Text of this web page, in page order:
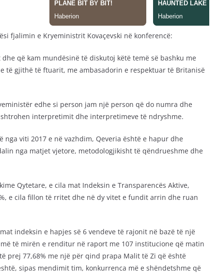
fjalimin e Kryeministrit Kovaçevski në konferencë:
që kam mundësinë të diskutoj këtë temë së bashku me
të gjithë të ftuarit, me ambasadorin e respektuar të Britanisë
edhe si person jam një person që do numra dhe
interpretimit dhe interpretimeve të ndryshme.
nga viti 2017 e në vazhdim, Qeveria është e hapur dhe
nga matjet vjetore, metodologjikisht të qëndrueshme dhe
Qytetare, e cila mat Indeksin e Transparencës Aktive,
e cila fillon të rritet dhe në dy vitet e fundit arrin dhe ruan
indeksin e hapjes së 6 vendeve të rajonit në bazë të një
të mirën e renditur në raport me 107 institucione që matin
prej 77,68% me një për qind prapa Malit të Zi që është
sipas mendimit tim, konkurrenca më e shëndetshme që